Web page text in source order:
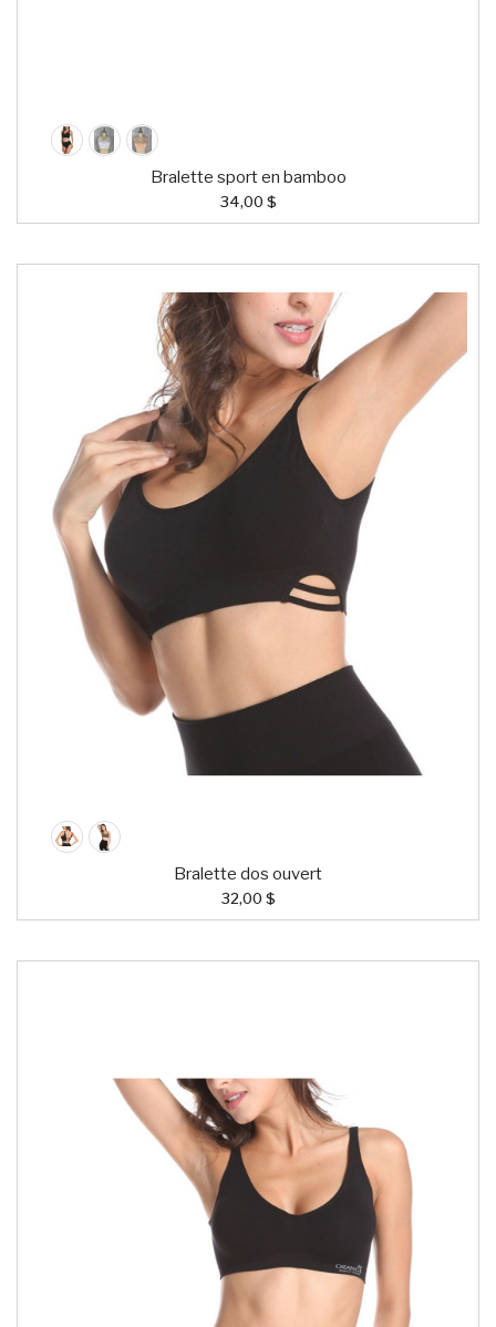
Bralette sport en bamboo
34,00 $
Bralette dos ouvert
32,00 $